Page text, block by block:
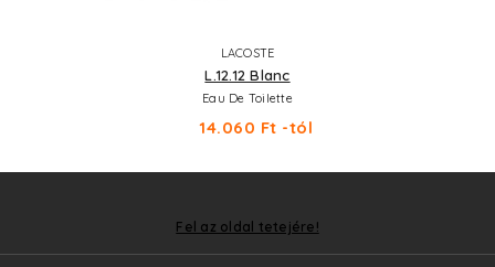
LACOSTE
L.12.12 Blanc
Eau De Toilette
14.060 Ft -tól
Fel az oldal tetejére!